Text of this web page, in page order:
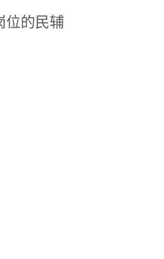
位的民辅